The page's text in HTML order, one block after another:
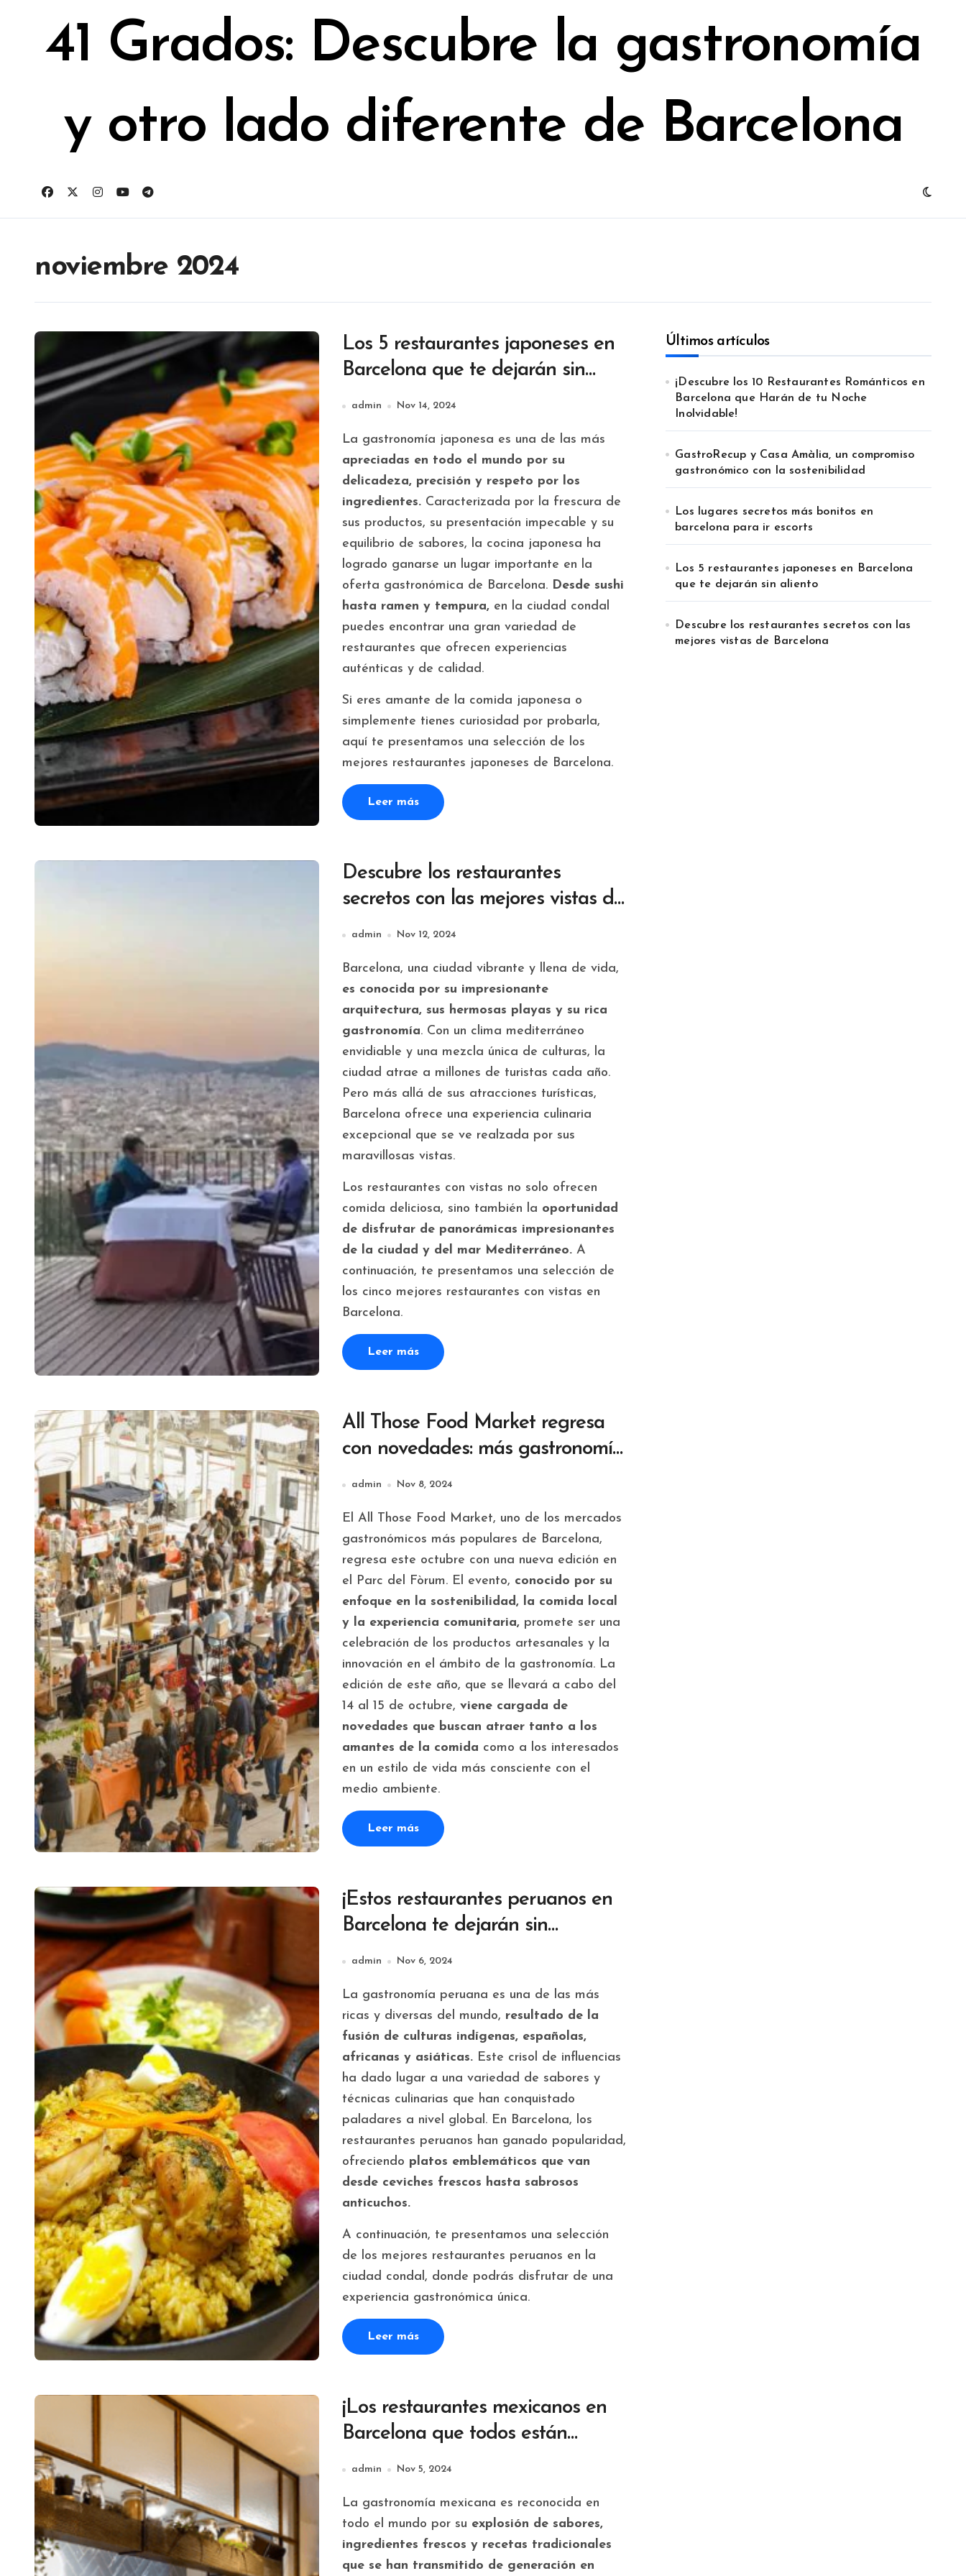
41 Grados: Descubre la gastronomía
y otro lado diferente de Barcelona
noviembre 2024
Los 5 restaurantes japoneses en
Barcelona que te dejarán sin
aliento
admin Nov 14, 2024
La gastronomía japonesa es una de las más
apreciadas en todo el mundo por su
delicadeza, precisión y respeto por los
ingredientes. Caracterizada por la frescura de
sus productos, su presentación impecable y su
equilibrio de sabores, la cocina japonesa ha
logrado ganarse un lugar importante en la
oferta gastronómica de Barcelona. Desde sushi
hasta ramen y tempura, en la ciudad condal
puedes encontrar una gran variedad de
restaurantes que ofrecen experiencias
auténticas y de calidad.
Si eres amante de la comida japonesa o
simplemente tienes curiosidad por probarla,
aquí te presentamos una selección de los
mejores restaurantes japoneses de Barcelona.
Leer más
Descubre los restaurantes
secretos con las mejores vistas de
Barcelona
admin Nov 12, 2024
Barcelona, una ciudad vibrante y llena de vida,
es conocida por su impresionante
arquitectura, sus hermosas playas y su rica
gastronomía. Con un clima mediterráneo
envidiable y una mezcla única de culturas, la
ciudad atrae a millones de turistas cada año.
Pero más allá de sus atracciones turísticas,
Barcelona ofrece una experiencia culinaria
excepcional que se ve realzada por sus
maravillosas vistas.
Los restaurantes con vistas no solo ofrecen
comida deliciosa, sino también la oportunidad
de disfrutar de panorámicas impresionantes
de la ciudad y del mar Mediterráneo. A
continuación, te presentamos una selección de
los cinco mejores restaurantes con vistas en
Barcelona.
Leer más
All Those Food Market regresa
con novedades: más gastronomía
y sostenibilidad en el Parc del
admin Nov 8, 2024
El All Those Food Market, uno de los mercados
gastronómicos más populares de Barcelona,
regresa este octubre con una nueva edición en
el Parc del Fòrum. El evento, conocido por su
enfoque en la sostenibilidad, la comida local
y la experiencia comunitaria, promete ser una
celebración de los productos artesanales y la
innovación en el ámbito de la gastronomía. La
edición de este año, que se llevará a cabo del
14 al 15 de octubre, viene cargada de
novedades que buscan atraer tanto a los
amantes de la comida como a los interesados
en un estilo de vida más consciente con el
medio ambiente.
Leer más
¡Estos restaurantes peruanos en
Barcelona te dejarán sin
palabras!
admin Nov 6, 2024
La gastronomía peruana es una de las más
ricas y diversas del mundo, resultado de la
fusión de culturas indígenas, españolas,
africanas y asiáticas. Este crisol de influencias
ha dado lugar a una variedad de sabores y
técnicas culinarias que han conquistado
paladares a nivel global. En Barcelona, los
restaurantes peruanos han ganado popularidad,
ofreciendo platos emblemáticos que van
desde ceviches frescos hasta sabrosos
anticuchos.
A continuación, te presentamos una selección
de los mejores restaurantes peruanos en la
ciudad condal, donde podrás disfrutar de una
experiencia gastronómica única.
Leer más
¡Los restaurantes mexicanos en
Barcelona que todos están
buscando pero nadie te cuenta!
admin Nov 5, 2024
La gastronomía mexicana es reconocida en
todo el mundo por su explosión de sabores,
ingredientes frescos y recetas tradicionales
que se han transmitido de generación en
Últimos artículos
¡Descubre los 10 Restaurantes Románticos en
Barcelona que Harán de tu Noche
Inolvidable!
GastroRecup y Casa Amàlia, un compromiso
gastronómico con la sostenibilidad
Los lugares secretos más bonitos en
barcelona para ir escorts
Los 5 restaurantes japoneses en Barcelona
que te dejarán sin aliento
Descubre los restaurantes secretos con las
mejores vistas de Barcelona